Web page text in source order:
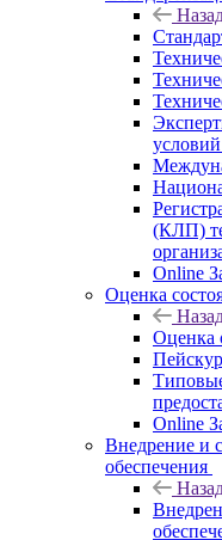
(КЛП)
Online
Оценка
Оценка
Online
Внедрение и
обеспечения